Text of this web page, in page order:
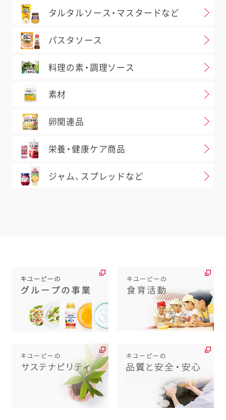
タルタルソース・マスタードなど
パスタソース
料理の素・調理ソース
素材
卵関連品
栄養・健康ケア商品
ジャム、スプレッドなど